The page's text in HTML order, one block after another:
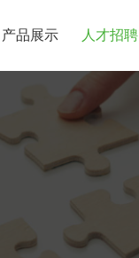
产品展示 人才招聘